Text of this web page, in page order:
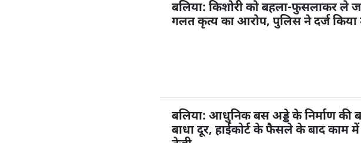
बलिया: किशोरी को बहला-फुसलाकर ले
गलत कृत्य का आरोप, पुलिस ने दर्ज
बलिया: आधुनिक बस अड्डे के निर्माण की
बाधा दूर, हाईकोर्ट के फैसले के बाद काम